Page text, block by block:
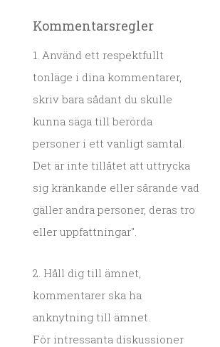
Kommentarsregler
1. Använd ett respektfullt
tonläge i dina kommentarer,
skriv bara sådant du skulle
kunna säga till berörda
personer i ett vanligt samtal.
Det är inte tillåtet att uttrycka
sig kränkande eller sårande vad
gäller andra personer, deras tro
eller uppfattningar".
2. Håll dig till ämnet,
kommentarer ska ha
anknytning till ämnet.
För intressanta diskussioner